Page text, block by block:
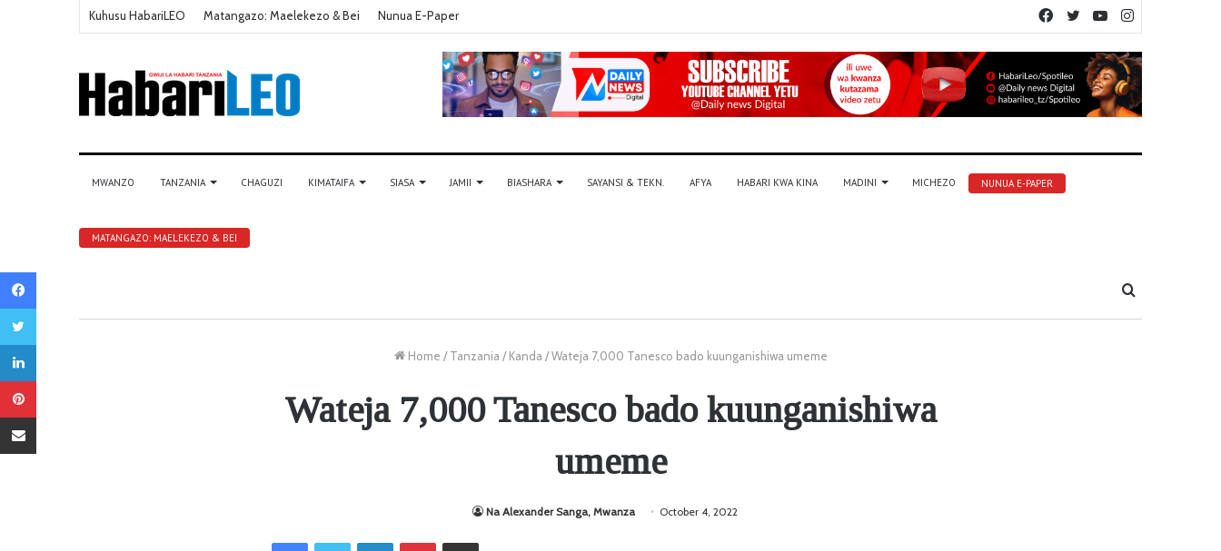
Kuhusu HabariLEO Matangazo: Maelekezo & Bei Nunua E-Paper YouTube
Twitter
Facebook
MWANZO TANZANIA CHAGUZI KIMATAIFA SIASA JAMII BIASHARA SAYANSI & TEKN. AFYA HABARI KWA KINA MADINI MICHEZO NUNUA E-PAPER
MATANGAZO: MAELEKEZO & BEI
Tafuta
Home / Tanzania / Kanda / Wateja 7,000 Tanesco bado kuunganishiwa umeme
Wateja 7,000 Tanesco bado kuunganishiwa
umeme
Na Alexander Sanga, Mwanza October 4, 2022
LinkedIn